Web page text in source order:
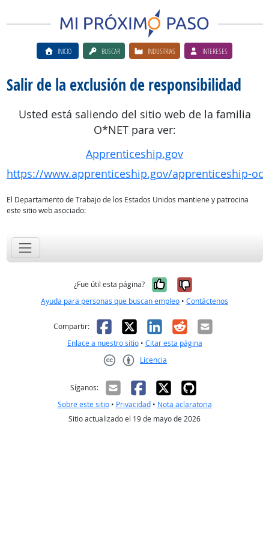
INICIO BUSCAR INDUSTRIAS INTERESES
Salir de la exclusión de responsibilidad
Usted está saliendo del sitio web de la familia
O*NET para ver:
Apprenticeship.gov
https://www.apprenticeship.gov/apprenticeship-
El Departamento de Trabajo de los Estados Unidos mantiene y patrocina
este sitio web asociado:
¿Fue útil esta página? Sí, fue útil
No, no fue
Ayuda para personas que buscan empleo • Contáctenos
Compartir: Facebook
X LinkedIn
RedditCorreo
Enlace a nuestro sitio• Citar esta página
Licencia
Síganos:
Sobre este sitio• Privacidad• Nota aclaratoria
Sitio actualizado el 19 de mayo de 2026